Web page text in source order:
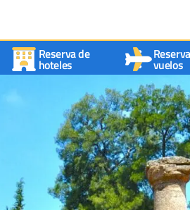
Reserva de
hoteles vuelos